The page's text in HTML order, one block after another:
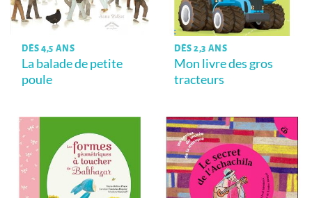
DÈS 4,5 ANS
La balade de petite
poule
DÈS 2,3 ANS
Mon livre des gros
tracteurs